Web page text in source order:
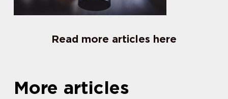
Read more articles here
More articles